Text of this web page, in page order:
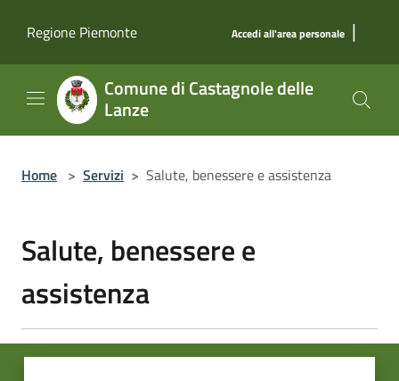
Regione Piemonte
Accedi all'area personale |
Comune di Castagnole delle
Lanze
Home > Servizi > Salute, benessere e assistenza
Salute, benessere e
assistenza